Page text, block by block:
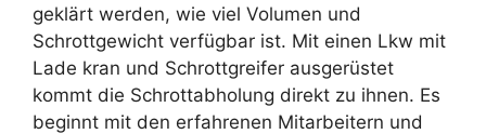
geklärt werden, wie viel Volumen und
Schrottgewicht verfügbar ist. Mit einen Lkw mit
Lade kran und Schrottgreifer ausgerüstet
kommt die Schrottabholung direkt zu ihnen. Es
beginnt mit den erfahrenen Mitarbeitern und